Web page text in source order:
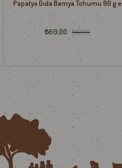
Papatya Gıda Bamya Tohumu 90 g e
₺69,00 ₺82,80